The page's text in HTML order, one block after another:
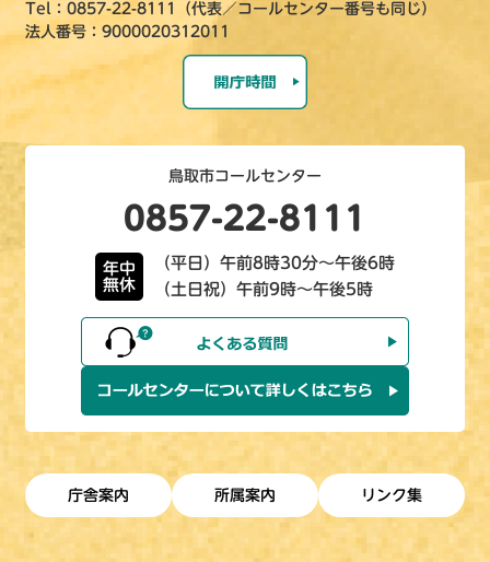
Tel：0857-22-8111（代表／コールセンター番号も同じ）
法人番号：9000020312011
鳥取市コールセンター
0857-22-8111
年中
無休
（平日）午前8時30分～午後6時
（土日祝）午前9時～午後5時
庁舎案内 所属案内 リンク集